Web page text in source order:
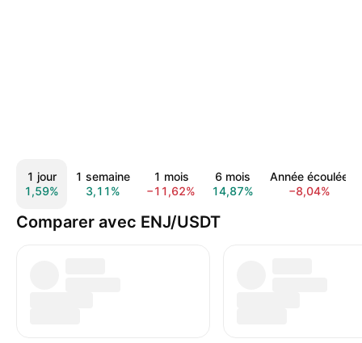
1 jour
1,59%
1 semaine
3,11%
1 mois
−11,62%
6 mois
14,87%
Année écoulée
−8,04%
Comparer avec ENJ/USDT